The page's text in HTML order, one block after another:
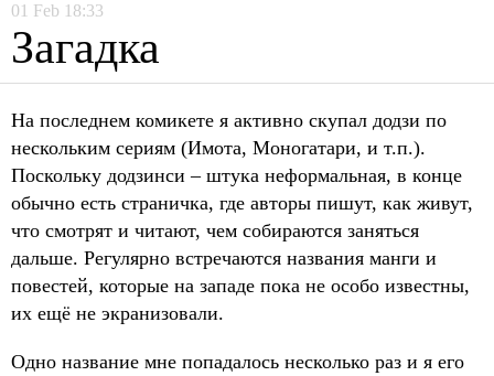
01 Feb 18:33
Загадка
На последнем комикете я активно скупал додзи по
нескольким сериям (Имота, Моногатари, и т.п.).
Поскольку додзинси – штука неформальная, в конце
обычно есть страничка, где авторы пишут, как живут,
что смотрят и читают, чем собираются заняться
дальше. Регулярно встречаются названия манги и
повестей, которые на западе пока не особо известны,
их ещё не экранизовали.
Одно название мне попадалось несколько раз и я его